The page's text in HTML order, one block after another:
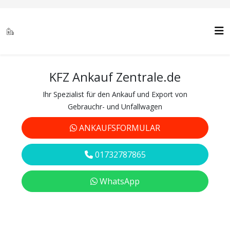
KFZ Ankauf Zentrale.de
Ihr Spezialist für den Ankauf und Export von
Gebrauchr- und Unfallwagen
ANKAUFSFORMULAR
01732787865
WhatsApp